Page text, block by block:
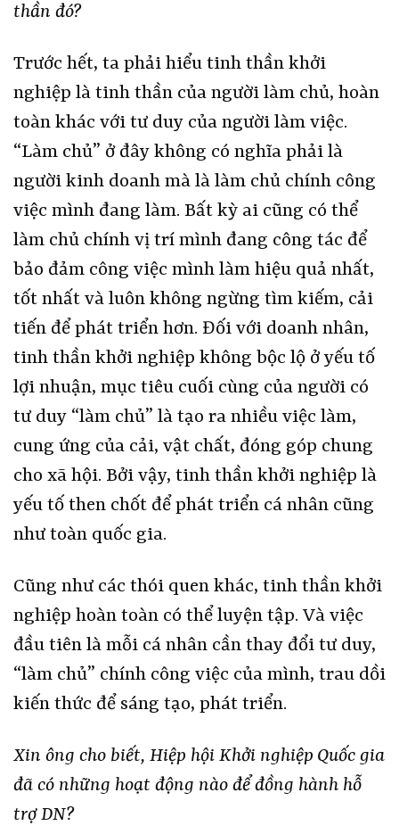
thần đó?
Trước hết, ta phải hiểu tinh thần khởi
nghiệp là tinh thần của người làm chủ, hoàn
toàn khác với tư duy của người làm việc.
“Làm chủ” ở đây không có nghĩa phải là
người kinh doanh mà là làm chủ chính công
việc mình đang làm. Bất kỳ ai cũng có thể
làm chủ chính vị trí mình đang công tác để
bảo đảm công việc mình làm hiệu quả nhất,
tốt nhất và luôn không ngừng tìm kiếm, cải
tiến để phát triển hơn. Đối với doanh nhân,
tinh thần khởi nghiệp không bộc lộ ở yếu tố
lợi nhuận, mục tiêu cuối cùng của người có
tư duy “làm chủ” là tạo ra nhiều việc làm,
cung ứng của cải, vật chất, đóng góp chung
cho xã hội. Bởi vậy, tinh thần khởi nghiệp là
yếu tố then chốt để phát triển cá nhân cũng
như toàn quốc gia.
Cũng như các thói quen khác, tinh thần khởi
nghiệp hoàn toàn có thể luyện tập. Và việc
đầu tiên là mỗi cá nhân cần thay đổi tư duy,
“làm chủ” chính công việc của mình, trau dồi
kiến thức để sáng tạo, phát triển.
Xin ông cho biết, Hiệp hội Khởi nghiệp Quốc gia
đã có những hoạt động nào để đồng hành hỗ
trợ DN?